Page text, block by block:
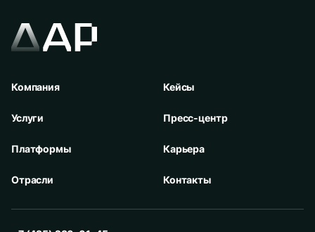
Компания
Услуги
Платформы
Отрасли
Кейсы
Пресс-центр
Карьера
Контакты